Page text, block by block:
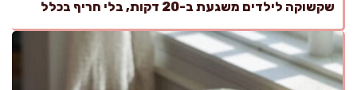
שקשוקה לילדים משגעת ב-20 דקות, בלי חריף בכלל